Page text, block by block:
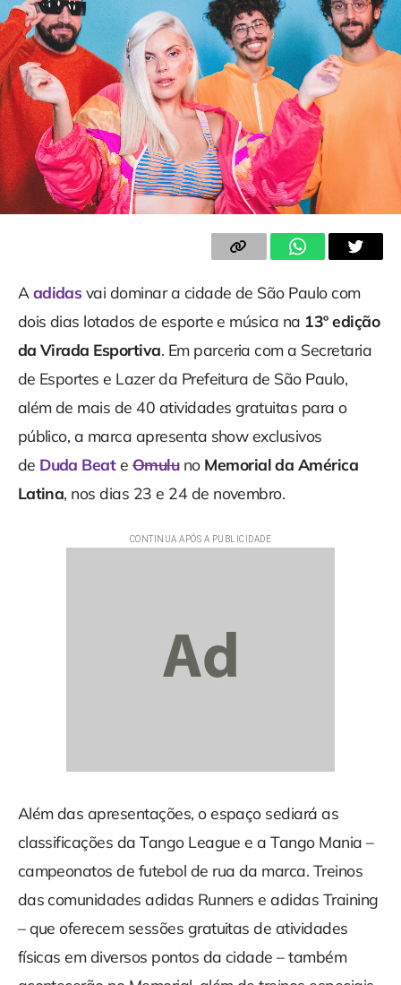
A adidas vai dominar a cidade de São Paulo com
dois dias lotados de esporte e música na 13º edição
da Virada Esportiva. Em parceria com a Secretaria
de Esportes e Lazer da Prefeitura de São Paulo,
além de mais de 40 atividades gratuitas para o
público, a marca apresenta show exclusivos
de Duda Beat eOmuluno Memorial da América
Latina, nos dias 23 e 24 de novembro.
Além das apresentações, o espaço sediará as
classificações da Tango League e a Tango Mania –
campeonatos de futebol de rua da marca. Treinos
das comunidades adidas Runners e adidas Training
– que oferecem sessões gratuitas de atividades
físicas em diversos pontos da cidade – também